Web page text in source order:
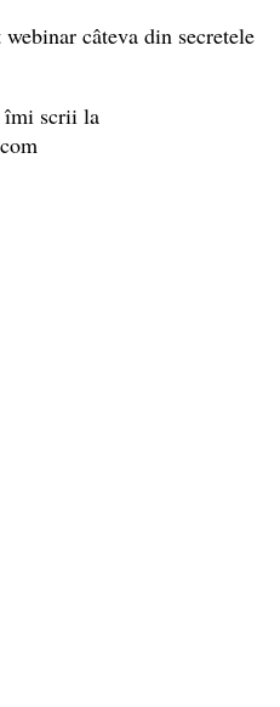
câteva din secretele
îmi scrii la